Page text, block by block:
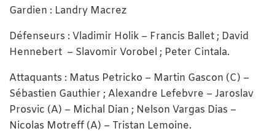
Gardien : Landry Macrez
Défenseurs : Vladimir Holik – Francis Ballet ; David
Hennebert – Slavomir Vorobel ; Peter Cintala.
Attaquants : Matus Petricko – Martin Gascon (C) –
Sébastien Gauthier ; Alexandre Lefebvre – Jaroslav
Prosvic (A) – Michal Dian ; Nelson Vargas Dias –
Nicolas Motreff (A) – Tristan Lemoine.